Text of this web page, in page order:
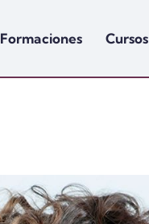
Formaciones Cursos